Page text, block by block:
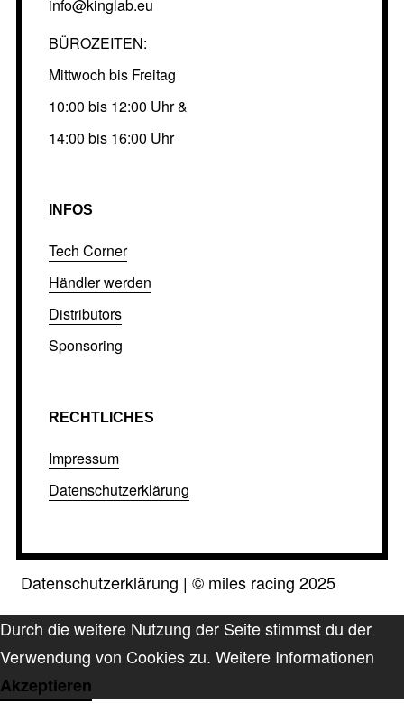
info@kinglab.eu
BÜROZEITEN:
Mittwoch bis Freitag
10:00 bis 12:00 Uhr &
14:00 bis 16:00 Uhr
INFOS
Tech Corner
Händler werden
Distributors
Sponsoring
RECHTLICHES
Impressum
Datenschutzerklärung
Datenschutzerklärung | © miles racing 2025
Durch die weitere Nutzung der Seite stimmst du der
Verwendung von Cookies zu. Weitere Informationen
Akzeptieren